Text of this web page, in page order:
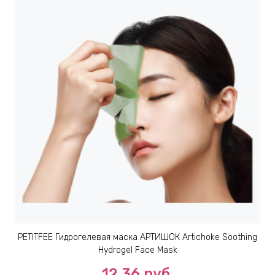
PETITFEE Гидрогелевая маска АРТИШОК Artichoke Soothing
Hydrogel Face Mask